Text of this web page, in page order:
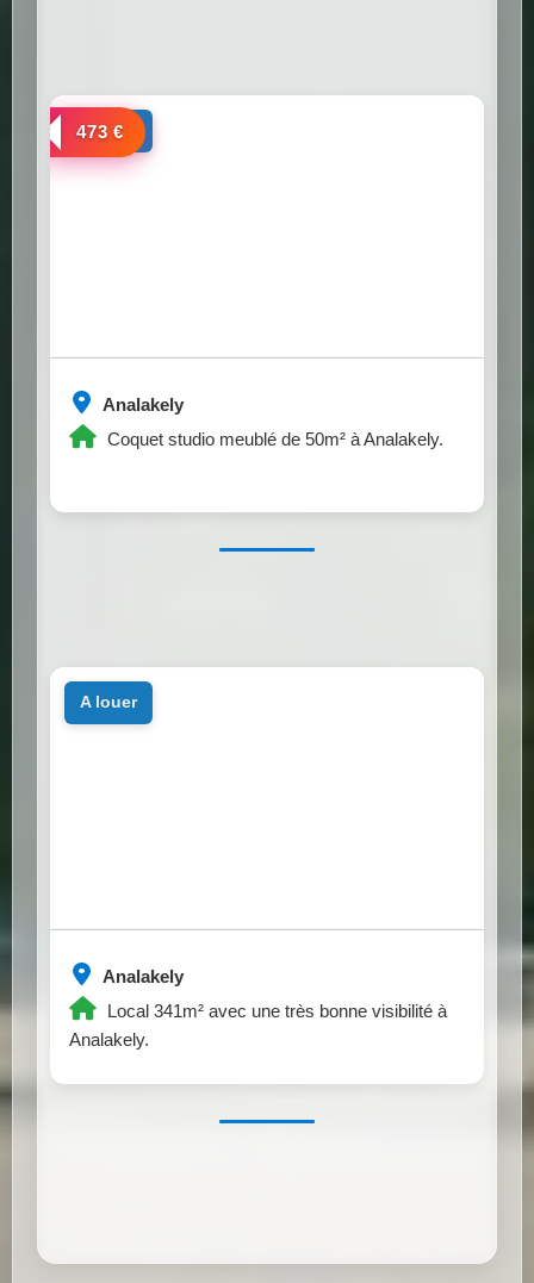
Analakely
Coquet studio meublé de 50m² à Analakely.
a louer
473 €
Analakely
Local 341m² avec une très bonne visibilité à
Analakely.
a louer